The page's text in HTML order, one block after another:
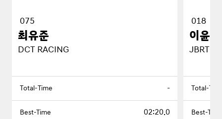
075
최유준
DCT RACING
-
02:20.0
018
이윤재
JBRT